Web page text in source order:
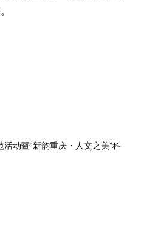
动暨“新韵重庆・人文之美”科